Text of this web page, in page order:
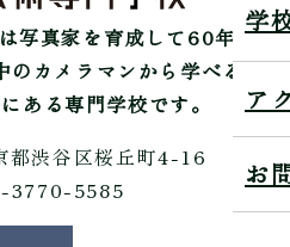
学
ア
お
写真家を育成して60年。
のカメラマンから学べる
ある専門学校です。
渋谷区桜丘町4-16
3770-5585